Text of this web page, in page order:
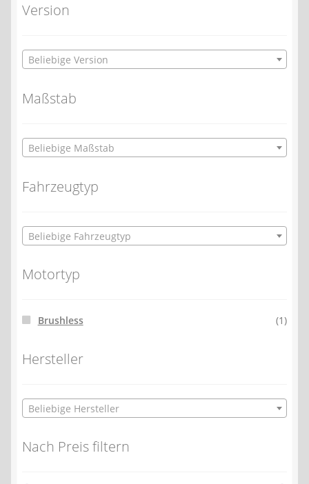
Version
Beliebige Version
Maßstab
Beliebige Maßstab
Fahrzeugtyp
Beliebige Fahrzeugtyp
Motortyp
Brushless (1)
Hersteller
Beliebige Hersteller
Nach Preis filtern